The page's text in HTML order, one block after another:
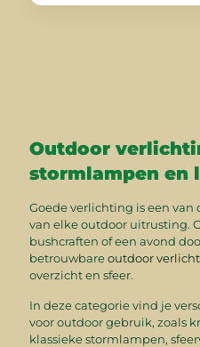
Outdoor
stormlampen en
Goede verlichting is een
van elke outdoor uitrusting.
bushcraften of een avond
betrouwbareoutdoor
overzicht en sfeer.
In deze categorie vind je
voor outdoor gebruik, zoals
klassieke stormlampen,